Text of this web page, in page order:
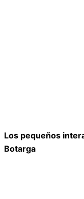
Los pequeños
Botarga